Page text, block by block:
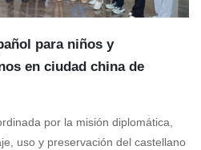
para niños y
en ciudad china de
por la misión diplomática,
uso y preservación del castellano